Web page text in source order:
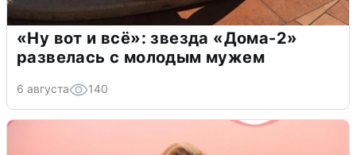
«Ну вот и всё»: звезда «Дома-2»
развелась с молодым мужем
6 августа 140